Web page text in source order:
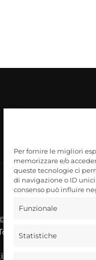
Per fornire le migliori
memorizzare e/o
queste tecnologie ci
di navigazione o ID
consenso può influire
Funzionale
Statistiche
2025
dal